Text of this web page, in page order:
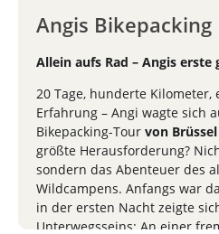
beim Stöbern und Entdecken!
@saddlestories.at
Angis
Allein aufs Rad – Angis erste
20 Tage, hunderte Kilometer,
Erfahrung – Angi wagte sich
Bikepacking-Tour von Brüssel
größte Herausforderung?
sondern das Abenteuer des
Wildcampens. Anfangs war
in der ersten Nacht zeigte
Unterwegsseins: An einer